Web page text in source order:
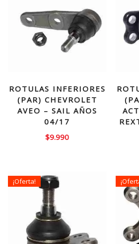
ROTULAS INFERIORES
(PAR) CHEVROLET
AVEO – SAIL AÑOS
04/17
$9.990
¡Oferta!